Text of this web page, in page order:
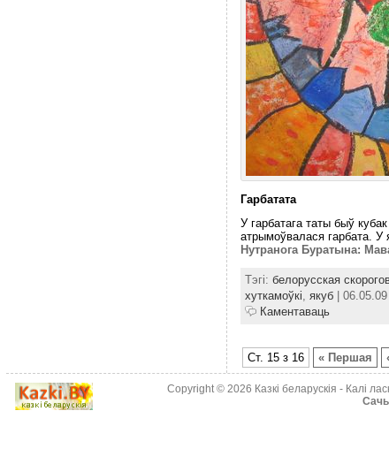
Гарбатата
У гарбатага таты быў
атрымоўвалася гарбата. У
Нутранога Буратына:
Тэгі: белорусская
хуткамоўкі, якуб| 06.05.09
Каментаваць
Ст. 15 з 16 « Першая
Copyright © 2026 Казкі беларускія - Калі